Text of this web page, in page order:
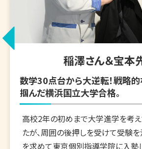
稲澤さん＆宝本
数学30点台から大逆転！戦略
掴んだ横浜国立大学合格。
高校2年の初めまで大学進学を考え
たが、周囲の後押しを受けて受験
を求めて東京個別指導学院に入塾